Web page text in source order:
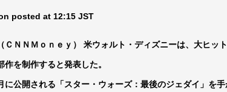
辞めたら1週間もしないう...
域へｗｗｗｗｗｗ
はテスラのライバルに...
ｗｗｗｗｗｗｗｗｗｗｗｗ...
ランJ民ワイ、
出自が社長にバ
posted at 12:15 JST
ＣＮＮＭｏｎｅｙ） 米ウォルト・ディズニーは、大ヒッ
作を制作すると発表した。
に公開される「スター・ウォーズ：最後のジェダイ」を